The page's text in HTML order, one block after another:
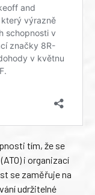
tím, že se
i organizací
se zaměřuje na
udržitelné